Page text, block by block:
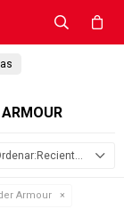
Recientes
Armour